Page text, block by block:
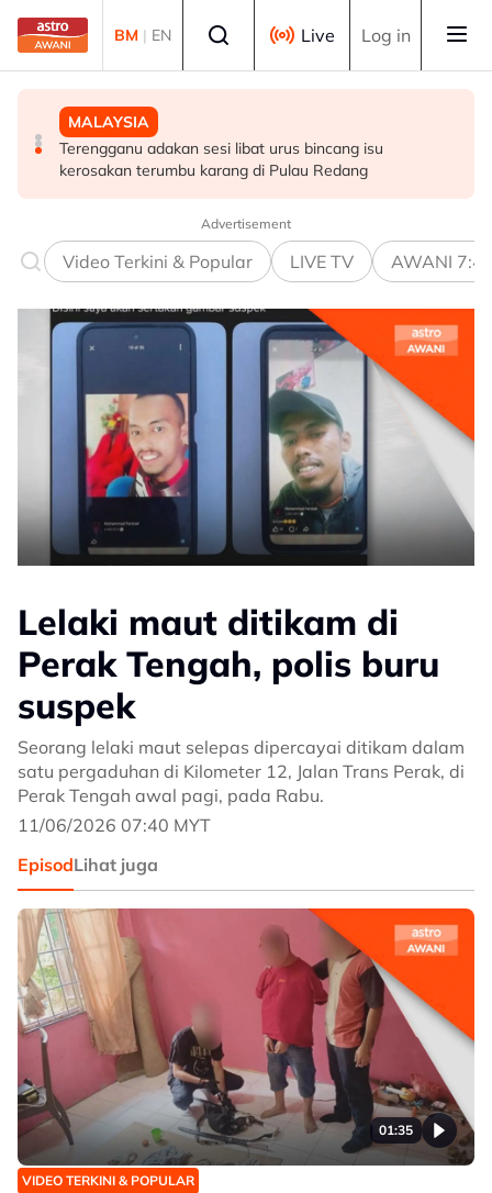
Skip to main content
BM | EN Live Log in
MALAYSIA
Terengganu adakan sesi libat urus bincang isu
kerosakan terumbu karang di Pulau Redang
HIBURAN
M. Nasir pilih Aliff Aziz, Melinda Dadew hidupkan kisah
Mansur & Liu
DUNIA
Sultan Brunei titah gelaran diraja isteri Putera Abdul
Malik ditarik balik serta-merta
Advertisement
Video Terkini & Popular LIVE TV AWANI
Lelaki maut ditikam di
Perak Tengah, polis buru
suspek
Seorang lelaki maut selepas dipercayai ditikam dalam
satu pergaduhan di Kilometer 12, Jalan Trans Perak, di
Perak Tengah awal pagi, pada Rabu.
11/06/2026 07:40 MYT
EpisodLihat juga
01:35
VIDEO TERKINI & POPULAR